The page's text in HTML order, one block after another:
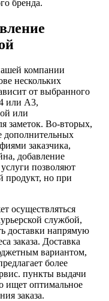
бренда.
компании
нескольких
от выбранного
или А3,
или
заметок. Во-вторых,
дополнительных
заказчика,
добавление
позволяют
продукт, но при
осуществляться
службой,
доставки напрямую
заказа. Доставка
вариантом,
более
пункты выдачи
ищет оптимальное
заказа.